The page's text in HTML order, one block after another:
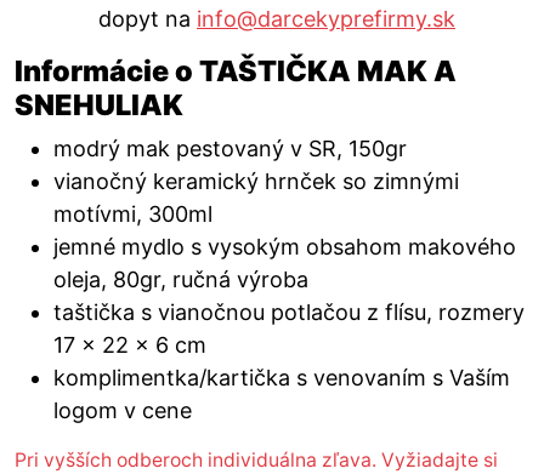
dopyt na info@darcekyprefirmy.sk
Informácie o TAŠTIČKA MAK A
SNEHULIAK
modrý mak pestovaný v SR, 150gr
vianočný keramický hrnček so zimnými
motívmi, 300ml
jemné mydlo s vysokým obsahom makového
oleja, 80gr, ručná výroba
taštička s vianočnou potlačou z flísu, rozmery
17 x 22 x 6 cm
komplimentka/kartička s venovaním s Vaším
logom v cene
Pri vyšších odberoch individuálna zľava. Vyžiadajte si